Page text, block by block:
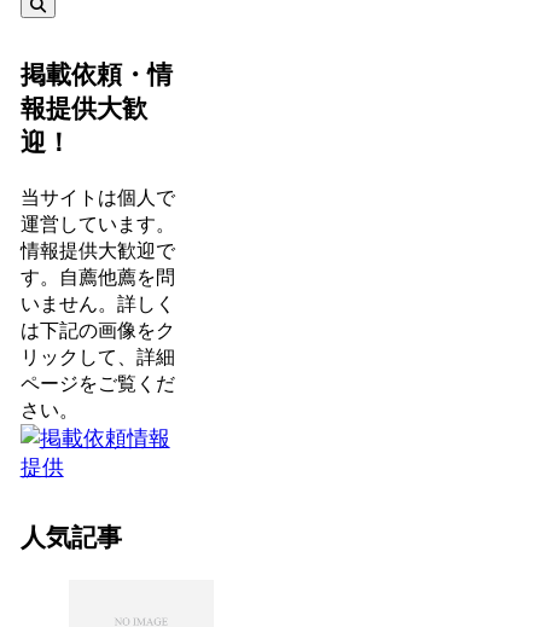
掲載依頼・情
報提供大歓
迎！
当サイトは個人で
運営しています。
情報提供大歓迎で
す。自薦他薦を問
いません。詳しく
は下記の画像をク
リックして、詳細
ページをご覧くだ
さい。
人気記事